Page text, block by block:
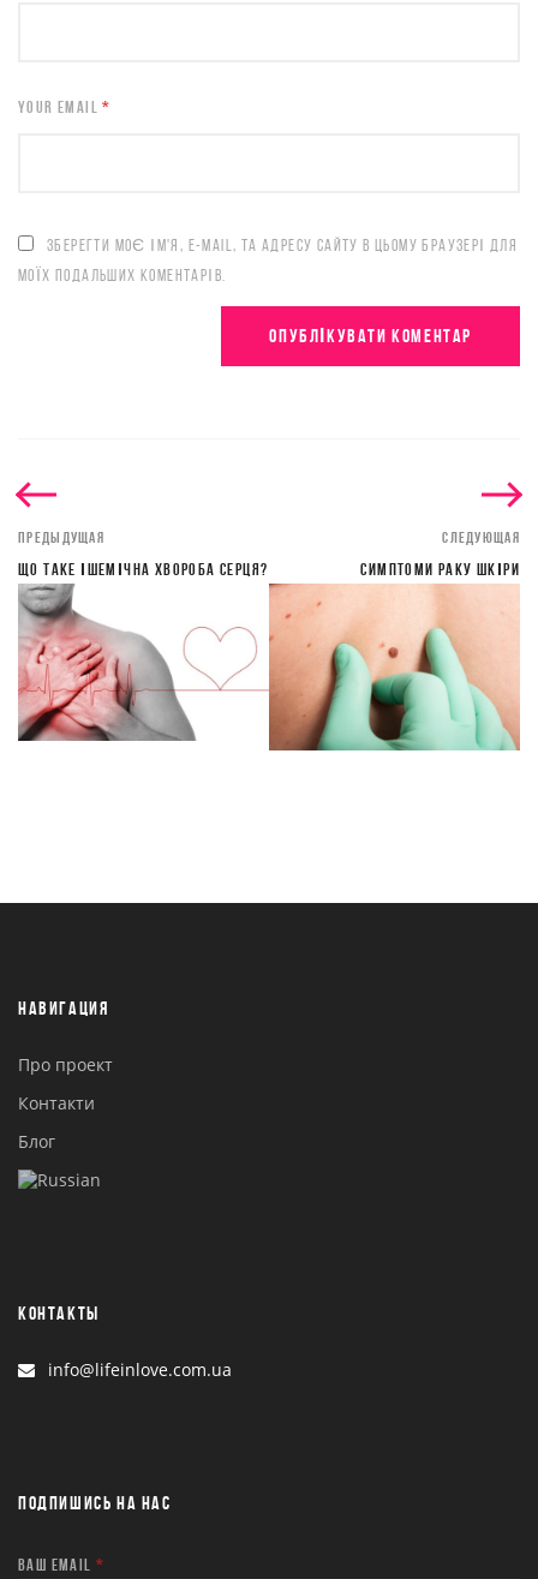
YOUR EMAIL*
ЗБЕРЕГТИ МОЄ ІМ'Я, E-MAIL, ТА АДРЕСУ САЙТУ В ЦЬОМУ БРАУЗЕРІ ДЛЯ
МОЇХ ПОДАЛЬШИХ КОМЕНТАРІВ.
ПРЕДЫДУЩАЯ
ЩО ТАКЕ ІШЕМІЧНА ХВОРОБА СЕРЦЯ?
СЛЕДУЮЩАЯ
СИМПТОМИ РАКУ ШКІРИ
НАВИГАЦИЯ
Про проект
Контакти
Блог
КОНТАКТЫ
info@lifeinlove.com.ua
ПОДПИШИСЬ НА НАС
ВАШ EMAIL *